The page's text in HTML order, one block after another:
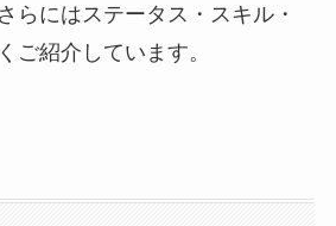
らにはステータス・スキル・
ご紹介しています。